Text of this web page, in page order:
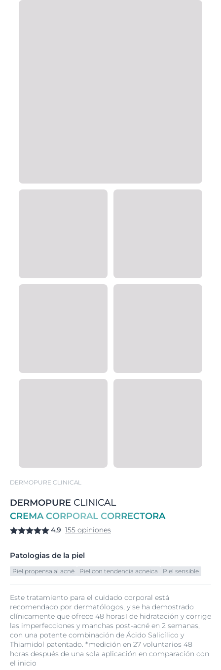
DERMOPURE CLINICAL
DERMOPURE CLINICAL
CREMA CORPORAL CORRECTORA
4,9 155 opiniones
Patologias de la piel
Piel propensa al acné Piel con tendencia acneica Piel sensible
Este tratamiento para el cuidado corporal está
recomendado por dermatólogos, y se ha demostrado
clínicamente que ofrece 48 horas1 de hidratación y corrige
las imperfecciones y manchas post-acné en 2 semanas,
con una potente combinación de Ácido Salicílico y
Thiamidol patentado. *medición en 27 voluntarios 48
horas después de una sola aplicación en comparación con
el inicio